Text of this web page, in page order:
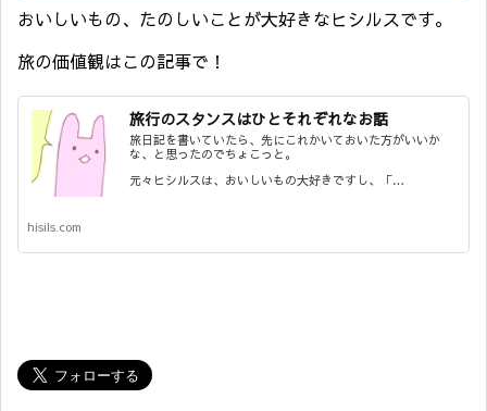
おいしいもの、たのしいことが大好きなヒシルスです。
旅の価値観はこの記事で！
旅行のスタンスはひとそれぞれなお話
旅日記を書いていたら、先にこれかいておいた方がいいか
な、と思ったのでちょこっと。
元々ヒシルスは、おいしいもの大好きですし、「…
hisils.com